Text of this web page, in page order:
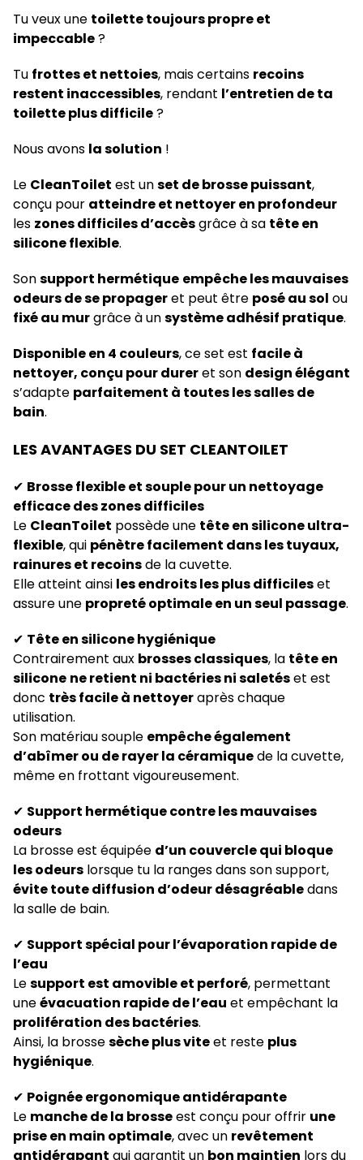
Tu veux une toilette toujours propre et
impeccable?
Tu frottes et nettoies, mais certains recoins
restent inaccessibles, rendant l’entretien de ta
toilette plus difficile?
Nous avons la solution !
Le CleanToilet est unset de brosse puissant,
conçu pour atteindre et nettoyer en profondeur
les zones difficiles d’accèsgrâce à sa tête en
silicone flexible.
Sonsupport hermétique empêche les mauvaises
odeurs de se propageret peut être posé au sol ou
fixé au murgrâce à unsystème adhésif pratique.
Disponible en 4 couleurs, ce set est facile à
nettoyer, conçu pour dureret son design élégant
s’adapte parfaitement à toutes les salles de
bain.
LES AVANTAGES DU SET CLEANTOILET
✔ Brosse flexible et souple pour un nettoyage
efficace des zones difficiles
Le CleanToilet possède une tête en silicone ultra-
flexible, qui pénètre facilement dans les tuyaux,
rainures et recoinsde la cuvette.
Elle atteint ainsi les endroits les plus difficileset
assure une propreté optimale en un seul passage.
✔ Tête en silicone hygiénique
Contrairement aux brosses classiques, la tête en
silicone ne retient ni bactéries ni saletéset est
donc très facile à nettoyeraprès chaque
utilisation.
Son matériau souple empêche également
d’abîmer ou de rayer la céramiquede la cuvette,
même en frottant vigoureusement.
✔ Support hermétique contre les mauvaises
odeurs
La brosse est équipée d’un couvercle qui bloque
les odeurs lorsque tu la ranges dans son support,
évite toute diffusion d’odeur désagréabledans
la salle de bain.
✔ Support spécial pour l’évaporation rapide de
l’eau
Lesupport est amovible et perforé, permettant
uneévacuation rapide de l’eau et empêchant la
prolifération des bactéries.
Ainsi, la brossesèche plus viteet reste plus
hygiénique.
✔ Poignée ergonomique antidérapante
Le manche de la brosseest conçu pour offrir une
prise en main optimale, avec un revêtement
antidérapant qui garantit un bon maintien lors du